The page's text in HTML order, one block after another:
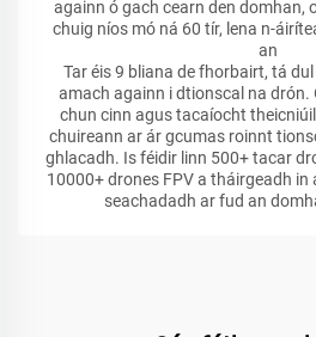
againn ó gach cearn den domhan,
chuig níos mó ná 60 tír, lena n-
an
Tar éis 9 bliana de fhorbairt, tá
amach againn i dtionscal na drón.
chun cinn agus tacaíocht
chuireann ar ár gcumas roinnt
ghlacadh. Is féidir linn 500+ tacar
10000+ drones FPV a tháirgeadh
seachadadh ar fud an